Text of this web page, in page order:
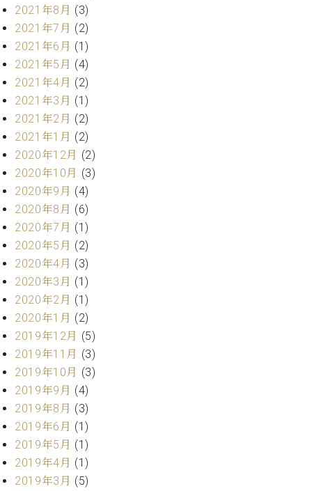
W.
ホ
フ
マ
ン
ヴ
ィ
ジ
ョ
ン
C.BECHSTEIN
Digital(ベ
ヒ
シ
ュ
タ
イ
ン
デ
ジ
タ
ル)
ご
挨
拶
術
者
紹
介
展示
情報
【ユ
ーロ
ピア
ノ特
選中
古】
ベ
ン
ト
情
報
王
子
工
房
ブ
ロ
ア
ク
2021年8月 (3)
2021年7月 (2)
2021年6月 (1)
2021年5月 (4)
2021年4月 (2)
2021年3月 (1)
2021年2月 (2)
2021年1月 (2)
2020年12月 (2)
2020年10月 (3)
2020年9月 (4)
2020年8月 (6)
2020年7月 (1)
2020年5月 (2)
2020年4月 (3)
2020年3月 (1)
2020年2月 (1)
2020年1月 (2)
2019年12月 (5)
2019年11月 (3)
2019年10月 (3)
2019年9月 (4)
2019年8月 (3)
2019年6月 (1)
2019年5月 (1)
2019年4月 (1)
2019年3月 (5)